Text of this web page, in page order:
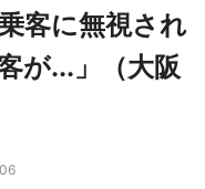
と神奈川県の3度目コ
て「小児がん」学べる
博品館TOY PARKへ
客に無視され
が...」（大阪